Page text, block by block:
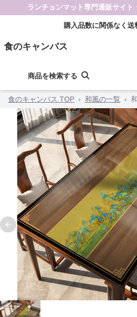
ランチョンマット専門通販サイト
購入品数に関係なく送
食のキャンバス
商品を検索する
食のキャンバス TOP › 和風の一覧 ›
Previous slide